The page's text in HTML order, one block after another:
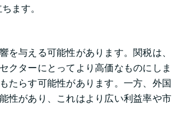
ます。
与える可能性があります。関税は、
クターにとってより高価なものにしま
たらす可能性があります。一方、外国
性があり、これはより広い利益率や市